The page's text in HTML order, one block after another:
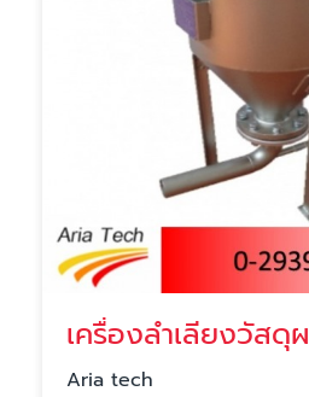
Aria tech